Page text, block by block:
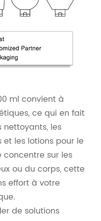
ml convient à
ce qui en fait
nettoyants, les
les lotions pour le
concentre sur les
ou du corps, cette
effort à votre
de solutions